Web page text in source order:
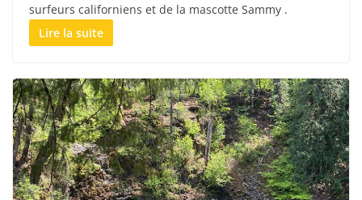
surfeurs californiens et de la mascotte Sammy .
Lire la suite